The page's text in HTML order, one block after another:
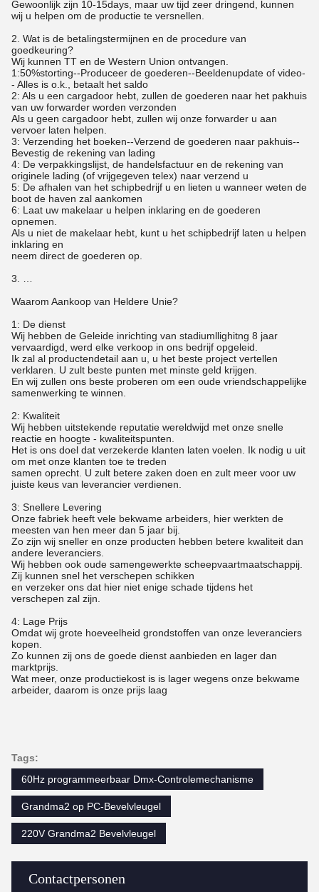
Contactpersonen
Gewoonlijk zijn 10-15days, maar uw tijd zeer dringend, kunnen
wij u helpen om de productie te versnellen.
2. Wat is de betalingstermijnen en de procedure van
goedkeuring?
Wij kunnen TT en de Western Union ontvangen.
1:50%storting--Produceer de goederen--Beeldenupdate of video-
- Alles is o.k., betaalt het saldo
2: Als u een cargadoor hebt, zullen de goederen naar het pakhuis
van uw forwarder worden verzonden
Als u geen cargadoor hebt, zullen wij onze forwarder u aan
vervoer laten helpen.
3: Verzending het boeken--Verzend de goederen naar pakhuis--
Bevestig de rekening van lading
4: De verpakkingslijst, de handelsfactuur en de rekening van
originele lading (of vrijgegeven telex) naar verzend u
5: De afhalen van het schipbedrijf u en lieten u wanneer weten de
boot de haven zal aankomen
6: Laat uw makelaar u helpen inklaring en de goederen
opnemen.
Als u niet de makelaar hebt, kunt u het schipbedrijf laten u helpen
inklaring en
neem direct de goederen op.
3. …
Waarom Aankoop van Heldere Unie?
1: De dienst
Wij hebben de Geleide inrichting van stadiumllighitng 8 jaar
vervaardigd, werd elke verkoop in ons bedrijf opgeleid.
Ik zal al productendetail aan u, u het beste project vertellen
verklaren. U zult beste punten met minste geld krijgen.
En wij zullen ons beste proberen om een oude vriendschappelijke
samenwerking te winnen.
2: Kwaliteit
Wij hebben uitstekende reputatie wereldwijd met onze snelle
reactie en hoogte - kwaliteitspunten.
Het is ons doel dat verzekerde klanten laten voelen. Ik nodig u uit
om met onze klanten toe te treden
samen oprecht. U zult betere zaken doen en zult meer voor uw
juiste keus van leverancier verdienen.
3: Snellere Levering
Onze fabriek heeft vele bekwame arbeiders, hier werkten de
meesten van hen meer dan 5 jaar bij.
Zo zijn wij sneller en onze producten hebben betere kwaliteit dan
andere leveranciers.
Wij hebben ook oude samengewerkte scheepvaartmaatschappij.
Zij kunnen snel het verschepen schikken
en verzeker ons dat hier niet enige schade tijdens het
verschepen zal zijn.
4: Lage Prijs
Omdat wij grote hoeveelheid grondstoffen van onze leveranciers
kopen.
Zo kunnen zij ons de goede dienst aanbieden en lager dan
marktprijs.
Wat meer, onze productiekost is is lager wegens onze bekwame
arbeider, daarom is onze prijs laag
Tags:
60Hz programmeerbaar Dmx-Controlemechanisme
Grandma2 op PC-Bevelvleugel
220V Grandma2 Bevelvleugel